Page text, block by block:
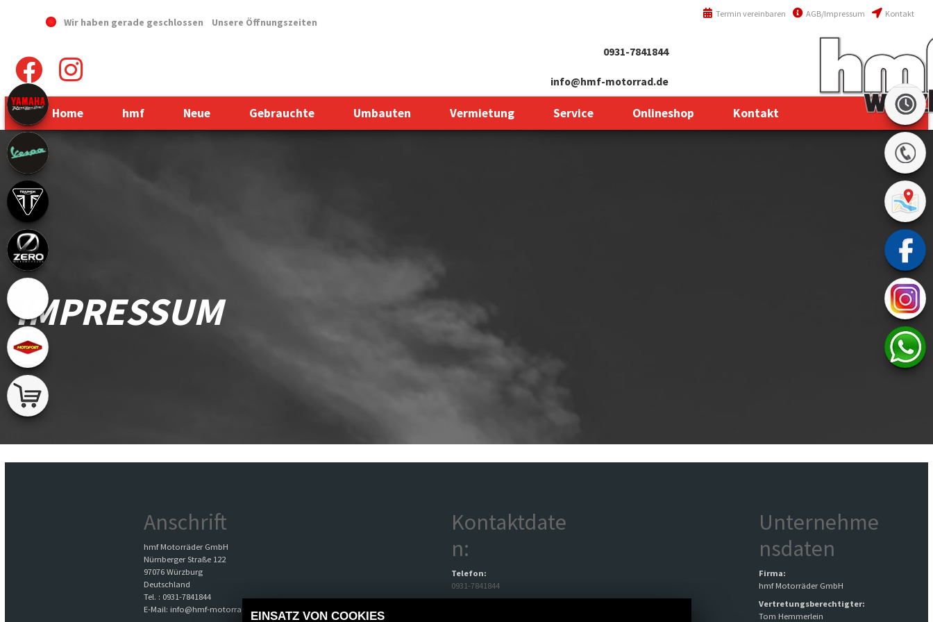
Wir haben gerade geschlossen Unsere Öffnungszeiten
Kontakt
AGB/Impressum
Termin vereinbaren
0931-7841844
info@hmf-motorrad.de
Home hmf Neue Gebrauchte Umbauten Vermietung Service Onlineshop Kontakt
IMPRESSUM
Anschrift
hmf Motorräder GmbH
Nürnberger Straße 122
97076 Würzburg
Deutschland
Tel. : 0931-7841844
E-Mail: info@hmf-motorrad.de
Kontaktdate
n:
Telefon:
0931-7841844
Unternehme
nsdaten
Firma:
hmf Motorräder GmbH
Vertretungsberechtigter:
Tom Hemmerlein
EINSATZ VON COOKIES